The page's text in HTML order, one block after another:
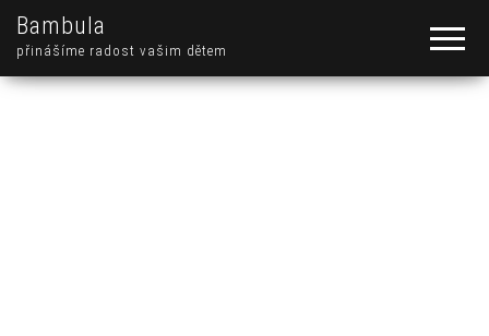
Bambula
přinášíme radost vašim dětem